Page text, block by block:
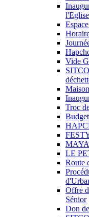
Vide
Troc
LE
Route
Offre
Sénior
Don